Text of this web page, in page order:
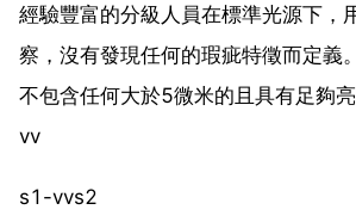
經驗豐富的分級人員在標準光源下，
察，沒有發現任何的瑕疵特徵而定義
不包含任何大於5微米的且具有足夠亮
vv
s1-vvs2